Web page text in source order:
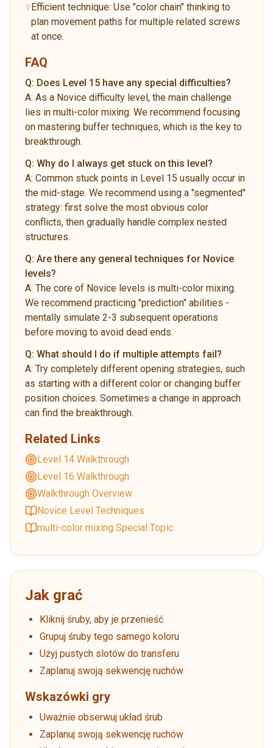
Efficient technique: Use "color chain" thinking to
plan movement paths for multiple related screws
at once.
FAQ
Q: Does Level 15 have any special difficulties?
A: As a Novice difficulty level, the main challenge
lies in multi-color mixing. We recommend focusing
on mastering buffer techniques, which is the key to
breakthrough.
Q: Why do I always get stuck on this level?
A: Common stuck points in Level 15 usually occur in
the mid-stage. We recommend using a "segmented"
strategy: first solve the most obvious color
conflicts, then gradually handle complex nested
structures.
Q: Are there any general techniques for Novice
levels?
A: The core of Novice levels is multi-color mixing.
We recommend practicing "prediction" abilities -
mentally simulate 2-3 subsequent operations
before moving to avoid dead ends.
Q: What should I do if multiple attempts fail?
A: Try completely different opening strategies, such
as starting with a different color or changing buffer
position choices. Sometimes a change in approach
can find the breakthrough.
Related Links
Level 14 Walkthrough
Level 16 Walkthrough
Walkthrough Overview
Novice Level Techniques
multi-color mixing Special Topic
Jak grać
Kliknij śruby, aby je przenieść
Grupuj śruby tego samego koloru
Użyj pustych slotów do transferu
Zaplanuj swoją sekwencję ruchów
Wskazówki gry
Uważnie obserwuj układ śrub
Zaplanuj swoją sekwencję ruchów